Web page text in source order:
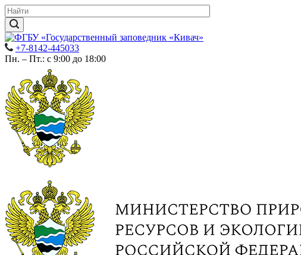
+7-8142-445033
Пн. – Пт.: с 9:00 до 18:00